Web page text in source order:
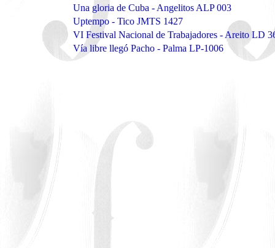
Una gloria de Cuba - Angelitos ALP 003
Uptempo - Tico JMTS 1427
VI Festival Nacional de Trabajadores - Areito LD
Vía libre llegó Pacho - Palma LP-1006